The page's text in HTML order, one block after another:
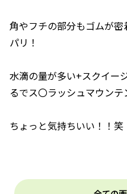
角やフチの部分もゴムが
パリ！
水滴の量が多い+スクイー
るでス〇ラッシュマウンテ
ちょっと気持ちいい！！笑